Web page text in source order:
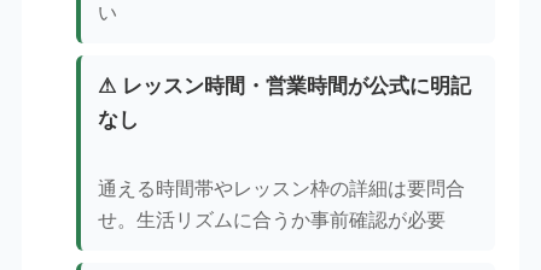
い
⚠ レッスン時間・営業時間が公式に明記
なし
通える時間帯やレッスン枠の詳細は要問合
せ。生活リズムに合うか事前確認が必要